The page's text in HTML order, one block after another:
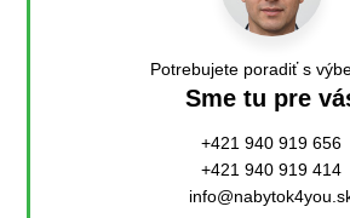
Potrebujete poradiť s
Sme tu pre
+421 940 919 656
+421 940 919 414